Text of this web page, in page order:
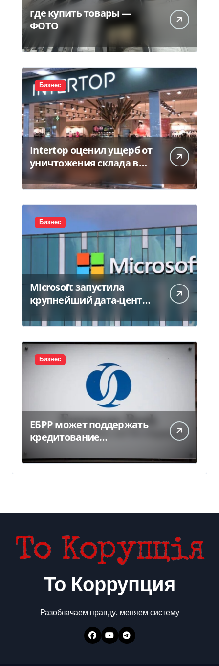
где купить товары —
ФОТО
Бизнес
Intertop оценил ущерб от
уничтожения склада в
450 млн грн
Бизнес
Microsoft запустила
крупнейший дата-центр
миллиарда
Бизнес
ЕБРР может поддержать
кредитование
300 млн евро — Delo.ua
То Коррупция
Разоблачаем правду, меняем систему